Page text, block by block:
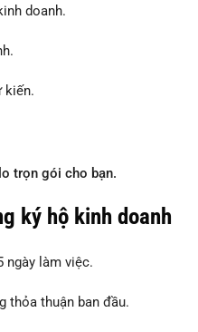
doanh.
kiến.
trọn gói cho bạn.
ký hộ kinh doanh
ngày làm việc.
thỏa thuận ban đầu.